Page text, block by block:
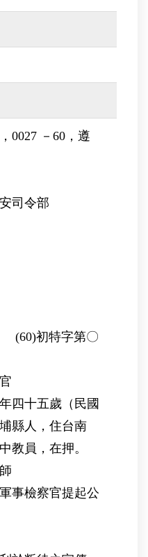
0027 －60，遵
司令部
令部判決
第〇
十五歲（民國
縣人，住台南
教員，在押。
事檢察官提起公